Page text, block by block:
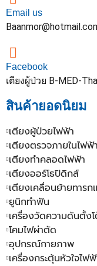
Email us
Facebook
เตียงผู้ป่วย B-MED-
สินค้ายอดนิยม
เตียงผู้ป่วยไฟฟ้า
เตียงตรวจภายในไฟฟ้
เตียงทำคลอดไฟฟ้า
เตียงออร์โธปิดิกส์
เตียงเคลื่อนย้ายทารก
ยูนิกทำฟัน
เครื่องวัดความดันตั้ง
โคมไฟผ่าตัด
อุปกรณ์กายภาพ
เครื่องกระตุ้นหัวใจไฟฟ้